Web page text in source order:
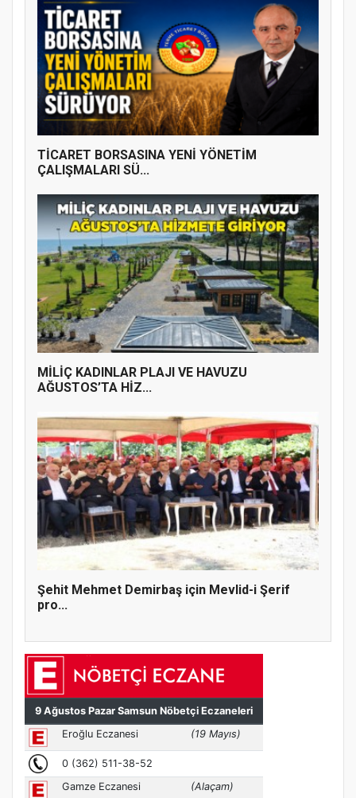
TİCARET BORSASINA YENİ YÖNETİM
ÇALIŞMALARI SÜ...
MİLİÇ KADINLAR PLAJI VE HAVUZU
AĞUSTOS’TA HİZ...
Şehit Mehmet Demirbaş için Mevlid-i Şerif
pro...